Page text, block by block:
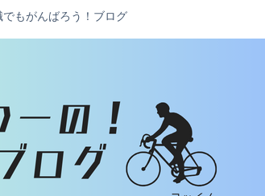
でもがんばろう！ブログ